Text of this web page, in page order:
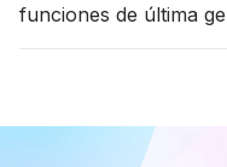
funciones de última